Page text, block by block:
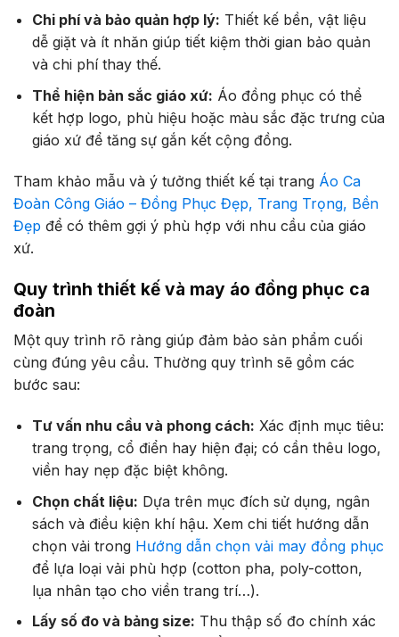
Chi phí và bảo quản hợp lý: Thiết kế bền, vật liệu
dễ giặt và ít nhăn giúp tiết kiệm thời gian bảo quản
và chi phí thay thế.
Thể hiện bản sắc giáo xứ: Áo đồng phục có thể
kết hợp logo, phù hiệu hoặc màu sắc đặc trưng của
giáo xứ để tăng sự gắn kết cộng đồng.
Tham khảo mẫu và ý tưởng thiết kế tại trang Áo Ca
Đoàn Công Giáo – Đồng Phục Đẹp, Trang Trọng, Bền
Đẹp để có thêm gợi ý phù hợp với nhu cầu của giáo
xứ.
Quy trình thiết kế và may áo đồng phục ca
đoàn
Một quy trình rõ ràng giúp đảm bảo sản phẩm cuối
cùng đúng yêu cầu. Thường quy trình sẽ gồm các
bước sau:
Tư vấn nhu cầu và phong cách: Xác định mục tiêu:
trang trọng, cổ điển hay hiện đại; có cần thêu logo,
viền hay nẹp đặc biệt không.
Chọn chất liệu: Dựa trên mục đích sử dụng, ngân
sách và điều kiện khí hậu. Xem chi tiết hướng dẫn
chọn vải trong Hướng dẫn chọn vải may đồng phục
để lựa loại vải phù hợp (cotton pha, poly-cotton,
lụa nhân tạo cho viền trang trí…).
Lấy số đo và bảng size: Thu thập số đo chính xác